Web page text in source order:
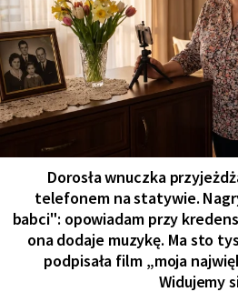
Dorosła wnuczka
telefonem na statywie.
babci": opowiadam przy
ona dodaje muzykę. Ma sto
podpisała film „moja
Widujemy